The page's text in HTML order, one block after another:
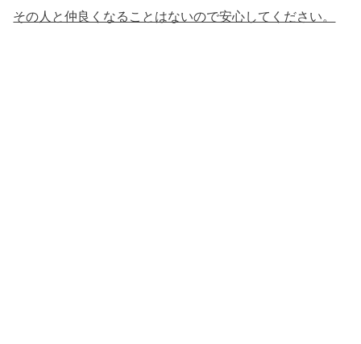
その人と仲良くなることはないので安心してください。